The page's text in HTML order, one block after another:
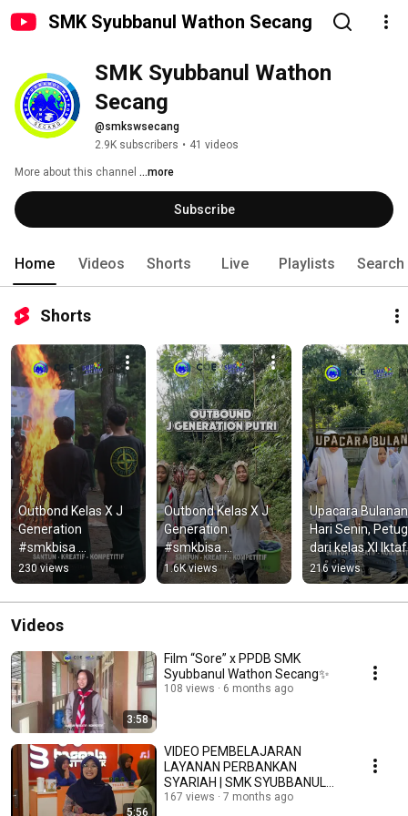
SMK Syubbanul Wathon Secang
SMK Syubbanul Wathon
Secang
@smkswsecang
2.9K subscribers • 41 videos
More about this channel ...more
Subscribe
Home Videos Shorts Live Playlists Search
Shorts
Outbond Kelas X J
Generation
#smkbisa
#smkhebat
#smkluarbiasa
#outbond
230 views
Outbond Kelas X J
Generation
#smkbisa
#smkhebat
#outbond
1.6K views
Upacara Bulanan
Hari Senin,
dari kelas XI
#smkbisa
#smkhebat
#smkluarbiasa
216 views
Videos
3:58
Film “Sore” x PPDB SMK
Syubbanul Wathon Secang✨
108 views 6 months ago
5:56
VIDEO PEMBELAJARAN
LAYANAN PERBANKAN
SYARIAH | SMK SYUBBANUL
WATHON SECANG
167 views 7 months ago